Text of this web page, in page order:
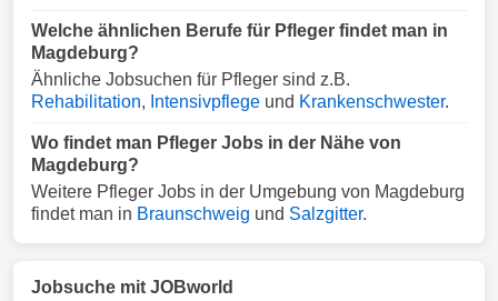
Welche ähnlichen Berufe für Pfleger findet man in
Magdeburg?
Ähnliche Jobsuchen für Pfleger sind z.B.
Rehabilitation, Intensivpflege und Krankenschwester.
Wo findet man Pfleger Jobs in der Nähe von
Magdeburg?
Weitere Pfleger Jobs in der Umgebung von Magdeburg
findet man in Braunschweig und Salzgitter.
Jobsuche mit JOBworld